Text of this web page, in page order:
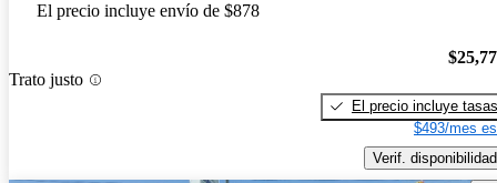
El precio incluye envío de $878
Trato justo
El precio incluye tasas
$493/mes
Verif. disponibilidad